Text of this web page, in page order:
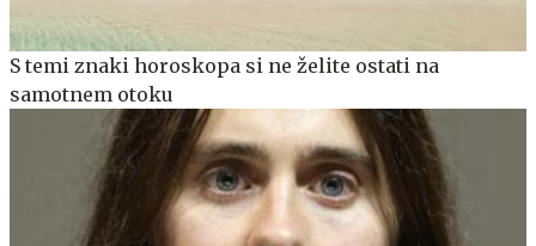
S temi znaki horoskopa si ne želite ostati na
samotnem otoku